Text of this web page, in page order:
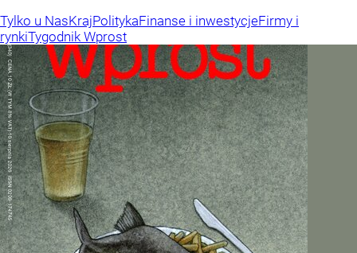
Tylko u NasKrajPolitykaFinanse i inwestycjeFirmy i
rynkiTygodnik Wprost